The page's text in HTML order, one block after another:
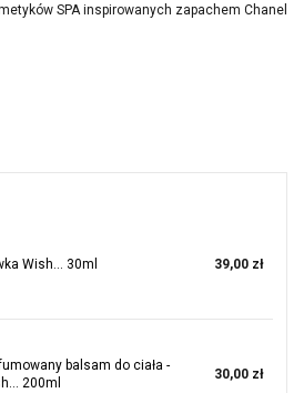
SPA inspirowanych zapachem Chanel
Wish... 30ml 39,00 zł
balsam do ciała -
200ml
30,00 zł